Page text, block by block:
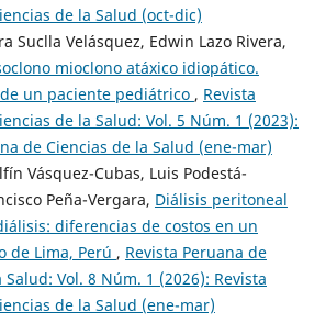
de la Salud (oct-dic)
Suclla Velásquez, Edwin Lazo Rivera,
mioclono atáxico idiopático.
un paciente pediátrico , Revista
de la Salud: Vol. 5 Núm. 1 (2023):
de Ciencias de la Salud (ene-mar)
Vásquez-Cubas, Luis Podestá-
Peña-Vergara, Diálisis peritoneal
diferencias de costos en un
de Lima, Perú , Revista Peruana de
Vol. 8 Núm. 1 (2026): Revista
de la Salud (ene-mar)